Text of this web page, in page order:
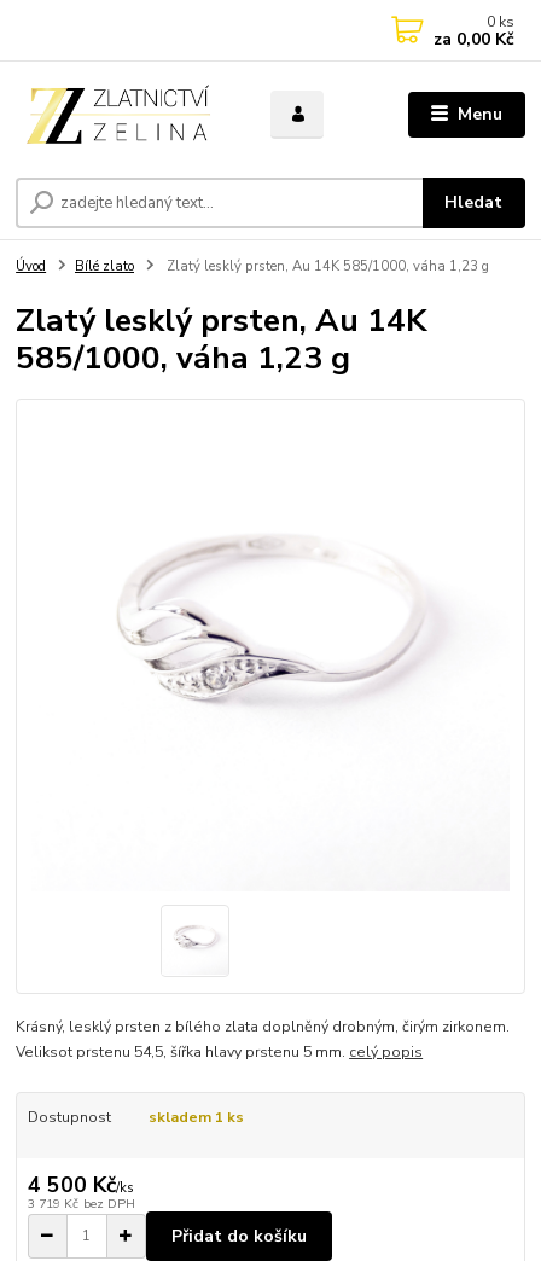
Menu
Hledat
0 ks
za 0,00 Kč
Úvod Bílé zlato Zlatý lesklý prsten, Au 14K 585/1000, váha 1,23 g
Zlatý lesklý prsten, Au 14K
585/1000, váha 1,23 g
Krásný, lesklý prsten z bílého zlata doplněný drobným, čirým zirkonem.
Veliksot prstenu 54,5, šířka hlavy prstenu 5 mm. celý popis
Dostupnost skladem 1 ks
4 500 Kč/ks
3 719 Kč bez DPH
Přidat do košíku